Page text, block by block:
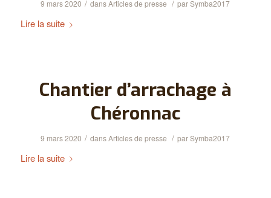
9 mars 2020 / dansArticles de presse / parSymba2017
Lire la suite
Chantier d’arrachage à
Chéronnac
9 mars 2020 / dansArticles de presse / parSymba2017
Lire la suite